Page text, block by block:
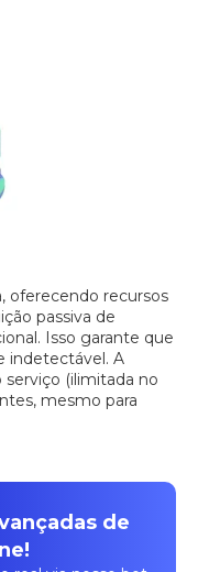
oferecendo recursos
passiva de
Isso garante que
indetectável. A
(ilimitada no
mesmo para
de